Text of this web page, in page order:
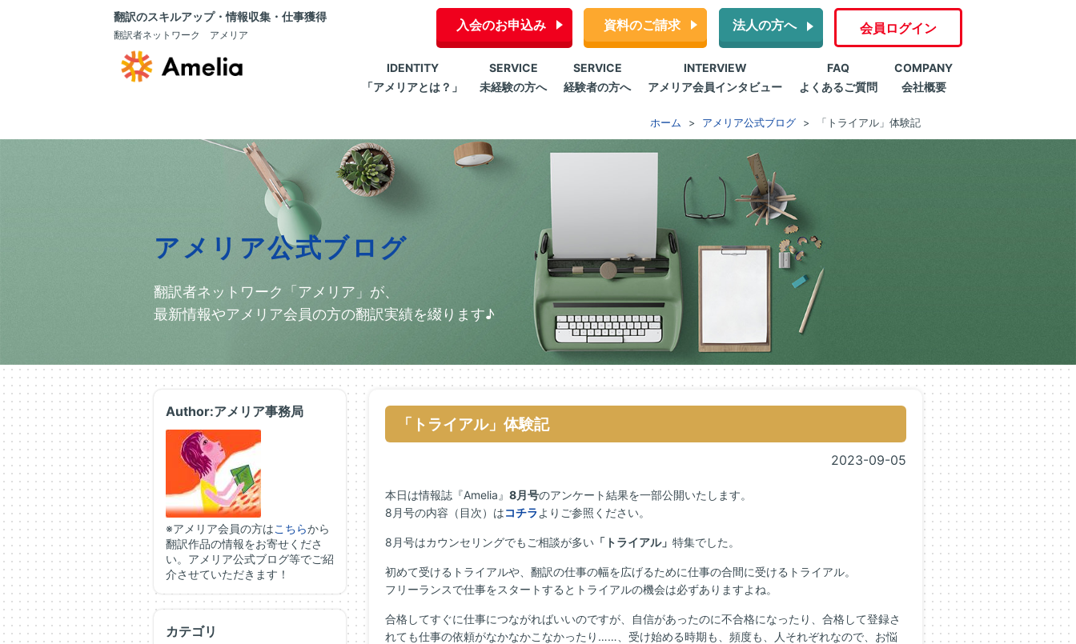
翻訳のスキルアップ・情報収集・仕事獲得
翻訳者ネットワーク アメリア
入会のお申込み 資料のご請求 法人の方へ 会員ログイン
IDENTITY
「アメリアとは？」
SERVICE
未経験の方へ
SERVICE
経験者の方へ
INTERVIEW
アメリア会員インタビュー
FAQ
よくあるご質問
COMPANY
会社概要
ホーム アメリア公式ブログ 「トライアル」体験記
アメリア公式ブログ
翻訳者ネットワーク「アメリア」が、
最新情報やアメリア会員の方の翻訳実績を綴ります♪
「トライアル」体験記
2023-09-05
本日は情報誌『Amelia』 8月号のアンケート結果を一部公開いたします。
8月号の内容（目次）はコチラ よりご参照ください。
8月号はカウンセリングでもご相談が多い「トライアル」 特集でした。
初めて受けるトライアルや、翻訳の仕事の幅を広げるために仕事の合間に受けるトライアル。
フリーランスで仕事をスタートするとトライアルの機会は必ずありますよね。
合格してすぐに仕事につながればいいのですが、自信があったのに不合格になったり、合格して登録さ
れても仕事の依頼がなかなかこなかったり……、受け始める時期も、頻度も、人それぞれなので、お悩
Author:アメリア事務局
※アメリア会員の方はこちらから
翻訳作品の情報をお寄せくださ
い。アメリア公式ブログ等でご紹
介させていただきます！
カテゴリ